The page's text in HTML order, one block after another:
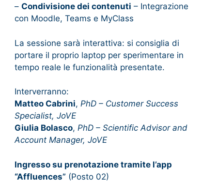
– Condivisione dei contenuti – Integrazione
con Moodle, Teams e MyClass
La sessione sarà interattiva: si consiglia di
portare il proprio laptop per sperimentare in
tempo reale le funzionalità presentate.
Interverranno:
Matteo Cabrini, PhD – Customer Success
Specialist, JoVE
Giulia Bolasco, PhD – Scientific Advisor and
Account Manager, JoVE
Ingresso su prenotazione tramite l’app
“Affluences” (Posto 02)